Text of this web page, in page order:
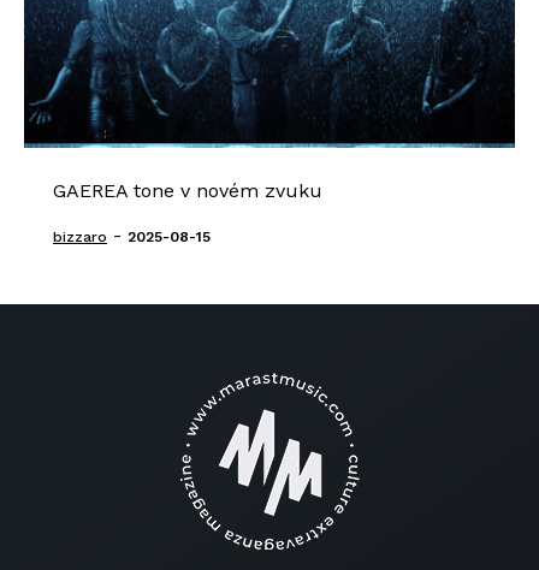
GAEREA tone v novém zvuku
bizzaro - 2025-08-15